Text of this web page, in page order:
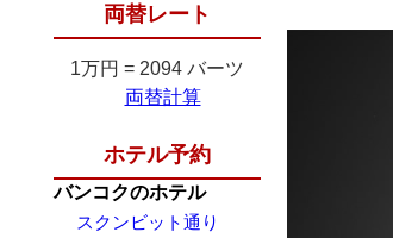
両替レート
1万円 = 2094 バーツ
両替計算
ホテル予約
バンコクのホテル
スクンビット通り